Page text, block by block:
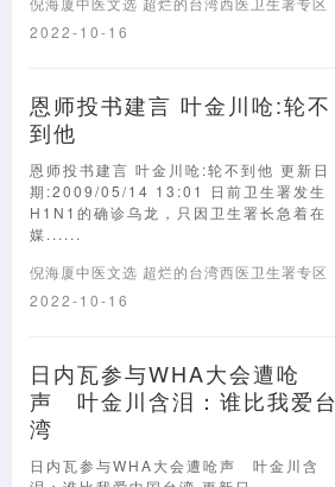
2022-10-16
恩师投书建言 叶金川呛:轮不
到他
恩师投书建言 叶金川呛:轮不到他 更新日
期:2009/05/14 13:01 日前卫生署发生
H1N1的确诊乌龙，只因卫生署长急着在
媒......
倪海厦中医文选 超烂的台湾西医卫生署专区
2022-10-16
日内瓦参与WHA大会遭呛
声 叶金川含泪：谁比我爱台
湾
日内瓦参与WHA大会遭呛声 叶金川含